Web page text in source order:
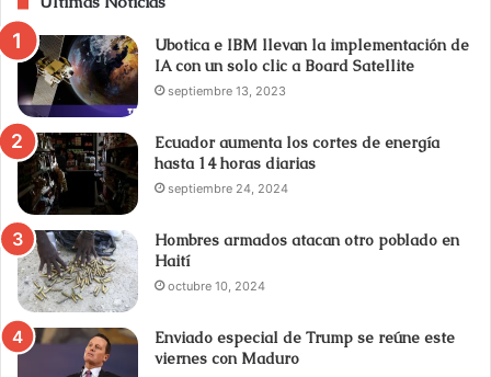
Ubotica e IBM llevan la implementación de
IA con un solo clic a Board Satellite
septiembre 13, 2023
Ecuador aumenta los cortes de energía
hasta 14 horas diarias
septiembre 24, 2024
Hombres armados atacan otro poblado en
Haití
octubre 10, 2024
Enviado especial de Trump se reúne este
viernes con Maduro